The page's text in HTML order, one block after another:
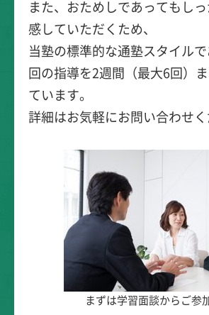
また、おためしであってもし
感していただくため、
当塾の標準的な通塾スタイル
回の指導を2週間（最大6回）
ています。
詳細はお気軽にお問い合わせく
まずは学習面談からご参